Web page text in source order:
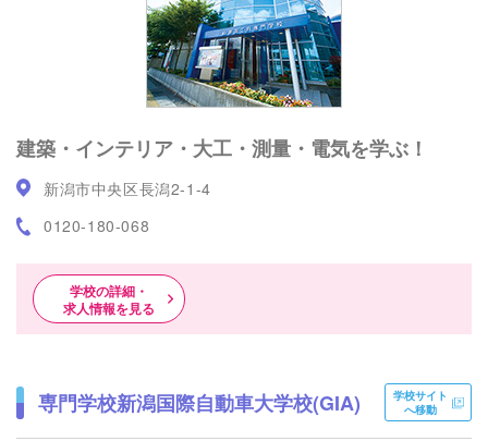
建築・インテリア・大工・測量・電気を学ぶ！
新潟市中央区長潟2-1-4
0120-180-068
学校の詳細・
求人情報を見る
専門学校新潟国際自動車大学校(GIA)
学校サイト
へ移動